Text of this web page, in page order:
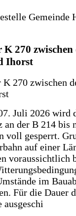
Gemeinde
270
Ihorst
Juli 2026 wird
an der B 214 bis
voll gesperrt.
auf einer
voraussichtlich
im
Für die Dauer